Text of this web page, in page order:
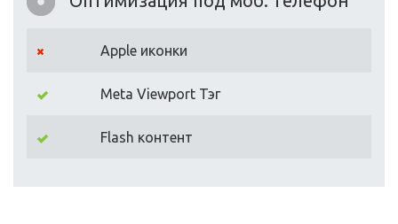
Apple иконки
Meta Viewport Тэг
Flash контент